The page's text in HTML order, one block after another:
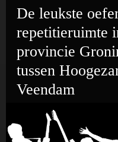
De leukste
repetitieruimte
provincie
tussen
Veendam